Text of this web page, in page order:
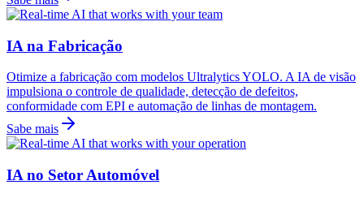
IA na Fabricação
Otimize a fabricação com modelos Ultralytics YOLO. A IA de visão
impulsiona o controle de qualidade, detecção de defeitos,
conformidade com EPI e automação de linhas de montagem.
Sabe mais
IA no Setor Automóvel